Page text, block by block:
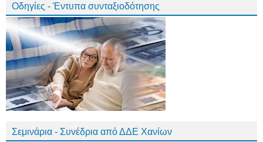
Οδηγίες - Έντυπα συνταξιοδότησης
Σεμινάρια - Συνέδρια από ΔΔΕ Χανίων